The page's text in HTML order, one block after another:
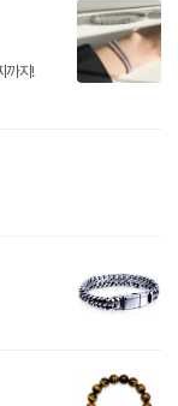
까지!